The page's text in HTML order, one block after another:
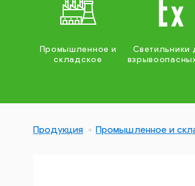
Промышленное и
складское
Светильники
Продукция Промышленное и